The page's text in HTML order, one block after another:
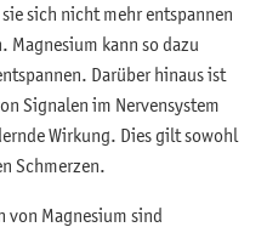
sich nicht mehr entspannen
Magnesium kann so dazu
Darüber hinaus ist
Signalen im Nervensystem
Wirkung. Dies gilt sowohl
Schmerzen.
von Magnesium sind